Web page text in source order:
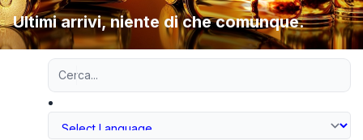
Ultimi arrivi, niente di che comunque.